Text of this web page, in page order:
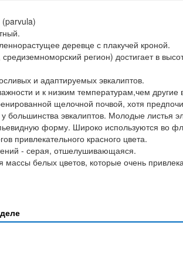
деревце с плакучей кроной.
регион) достигает в
и адаптируемых эвкалиптов.
и к низким температурам,чем
щелочной почвой, хотя
большинства эвкалиптов. Молодые листья
форму. Широко используются во
привлекательного красного цвета.
- серая, отшелушивающаяся.
массы белых цветов, которые очень